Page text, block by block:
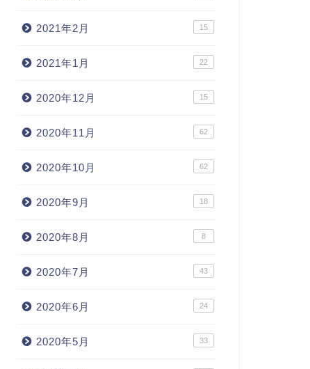
2021年2月 15
2021年1月 22
2020年12月 15
2020年11月 62
2020年10月 62
2020年9月 18
2020年8月 8
2020年7月 43
2020年6月 24
2020年5月 33